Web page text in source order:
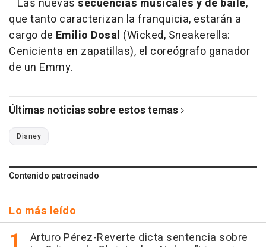
Las nuevas secuencias musicales y de baile,
que tanto caracterizan la franquicia, estarán a
cargo de Emilio Dosal (Wicked, Sneakerella:
Cenicienta en zapatillas), el coreógrafo ganador
de un Emmy.
Últimas noticias sobre estos temas
Disney
Contenido patrocinado
Lo más leído
Arturo Pérez-Reverte dicta sentencia sobre